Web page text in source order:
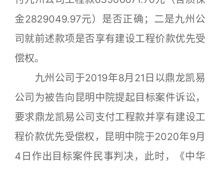
金2829049.97元）是否正确；二是九州公
司就前述款项是否享有建设工程价款优先受
偿权。
九州公司于2019年8月21日以鼎龙凯易
公司为被告向昆明中院提起目标案件诉讼，
要求鼎龙凯易公司支付工程款并享有建设工
程价款优先受偿权，昆明中院于2020年9月
4日作出目标案件民事判决，此时，《中华